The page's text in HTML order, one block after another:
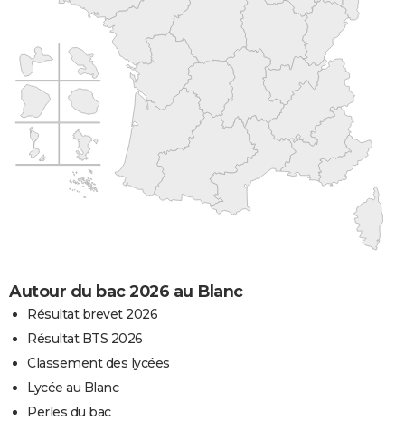
Autour du bac 2026 au Blanc
Résultat brevet 2026
Résultat BTS 2026
Classement des lycées
Lycée au Blanc
Perles du bac